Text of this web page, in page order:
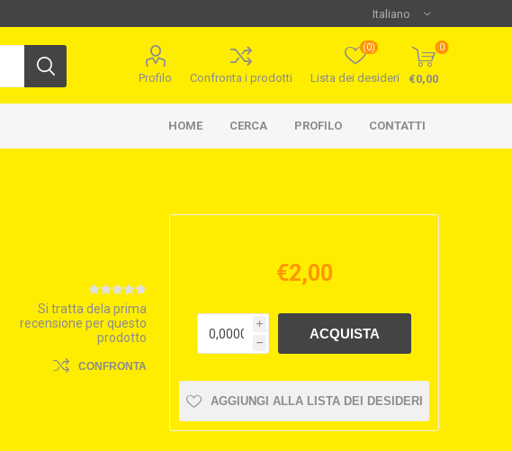
Profilo Confronta i prodotti Lista dei desideri
(0) 0
€0,00
HOME CERCA PROFILO CONTATTI
Si tratta dela prima
recensione per questo
prodotto
CONFRONTA
€2,00
i
h
AGGIUNGI ALLA LISTA DEI DESIDERI